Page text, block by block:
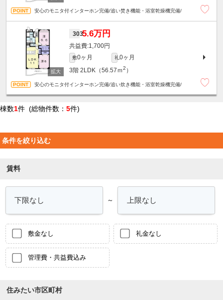
安心のモニタ付インターホン完備/追い焚き機能・浴室乾燥機完備/
3035.6万円
1,700円
敷0ヶ月 礼0ヶ月
3階 2LDK（56.57ｍ2 ）
安心のモニタ付インターホン完備/追い炊き機能・浴室乾燥機完備/
棟数1件 (総物件数： 5件)
条件を絞り込む
賃料
～
敷金なし 礼金なし
管理費・共益費込み
住みたい市区町村